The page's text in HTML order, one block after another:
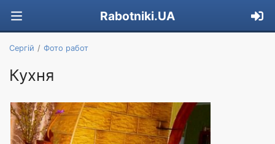
Rabotniki.UA
Сергій Фото работ
Кухня